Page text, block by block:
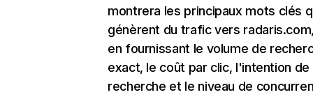
montrera les principaux mots clés
génèrent du trafic vers
en fournissant le volume de
exact, le coût par clic, l'intention de
recherche et le niveau de